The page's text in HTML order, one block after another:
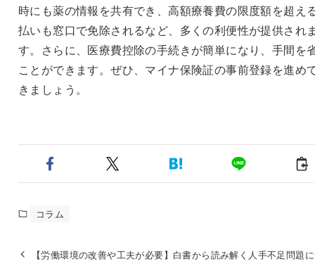
時にも薬の情報を共有でき、高額療養費の限度額を超え
払いも窓口で免除されるなど、多くの利便性が提供され
す。さらに、医療費控除の手続きが簡単になり、手間を
ことができます。ぜひ、マイナ保険証の事前登録を進め
きましょう。
コラム
【労働環境の改善や工夫が必要】白書から読み解く人手不足問題